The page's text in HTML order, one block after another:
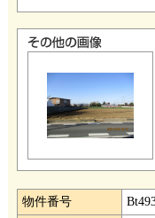
物件番号